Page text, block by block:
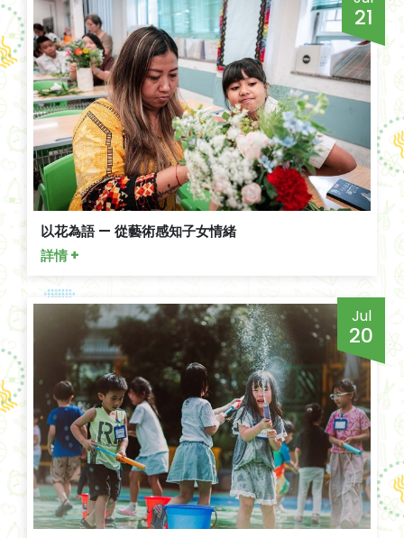
21
以花為語 — 從藝術感知子女情緒
詳情 +
Jul
20